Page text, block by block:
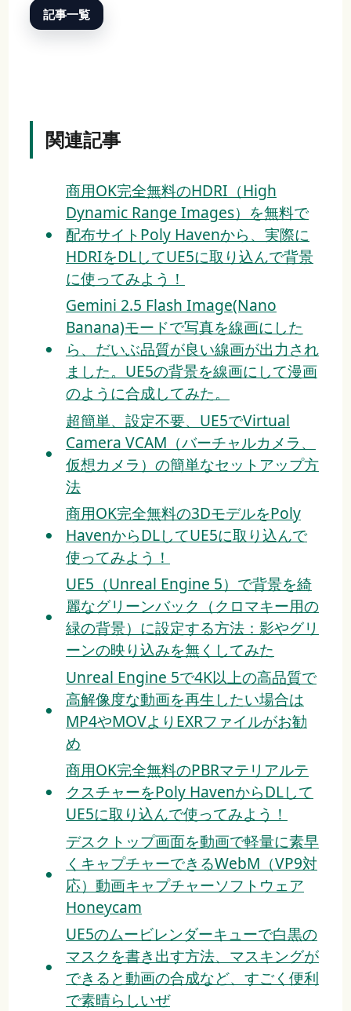
記事一覧
関連記事
商用OK完全無料のHDRI（High
Dynamic Range Images）を無料で
配布サイトPoly Havenから、実際に
HDRIをDLしてUE5に取り込んで背景
に使ってみよう！
Gemini 2.5 Flash Image(Nano
Banana)モードで写真を線画にした
ら、だいぶ品質が良い線画が出力され
ました。UE5の背景を線画にして漫画
のように合成してみた。
超簡単、設定不要、UE5でVirtual
Camera VCAM（バーチャルカメラ、
仮想カメラ）の簡単なセットアップ方
法
商用OK完全無料の3DモデルをPoly
HavenからDLしてUE5に取り込んで
使ってみよう！
UE5（Unreal Engine 5）で背景を綺
麗なグリーンバック（クロマキー用の
緑の背景）に設定する方法：影やグリ
ーンの映り込みを無くしてみた
Unreal Engine 5で4K以上の高品質で
高解像度な動画を再生したい場合は
MP4やMOVよりEXRファイルがお勧
め
商用OK完全無料のPBRマテリアルテ
クスチャーをPoly HavenからDLして
UE5に取り込んで使ってみよう！
デスクトップ画面を動画で軽量に素早
くキャプチャーできるWebM（VP9対
応）動画キャプチャーソフトウェア
Honeycam
UE5のムービレンダーキューで白黒の
マスクを書き出す方法、マスキングが
できると動画の合成など、すごく便利
で素晴らしいぜ